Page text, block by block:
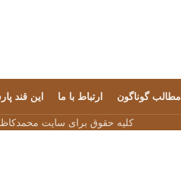
مطالب گوناگون ارتباط با ما این قند
کلیه حقوق برای سایت